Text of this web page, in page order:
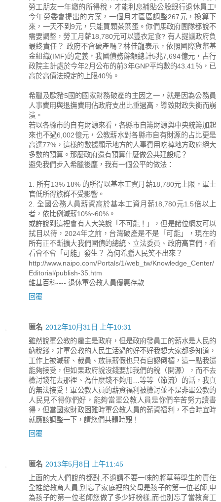
勞工朋友一年繳的所得稅，才能利息補貼公股銀行退休員工!
今年勞委會提出的方案，一個月才區區調整267元，換算下
來，一天不到9元，只能買顆茶葉蛋。你們馬政府團隊都說不
需要調整，勞工月薪18,780元可以豐衣足食? 有人提議政府負
最終責任？ 政府不會破產嗎？林佳龍表示，依照國際貨幣基
金組織(IMF)的定義，我國債務餘額總計5兆7,694億元，占行
政院主計處於今年2月公布的前3年GNP平均數的43.41％，已
高於高債法規定的上限40％。
希臘及歐豬5國的國家財務破產的主因之一，就是因為公務員
人事費用與退撫費用佔政府支出比重過高，導致財政失衡而崩
潰。
若以各縣市的自有財源來看，各縣市自籌財源與中央統籌加起
來也不過6,002億元，公教薪水對各縣市自有財源的占比更是
高達77%，這樣的數據顯示地方的人事費用吃掉地方政府絕大
多數的預算。那麼政府還有預算什麼做公共建設呢？
避免我們步入希臘後塵，我有一個公平的做法：
1. 所有13% 18% 的所得以基本工資月薪18,780元上限，軍士
官低所得族群不受影響。
2. 全國公務人員薪資高於基本工資月薪18,780元1.5倍以上
者，依比例減薪10%~60%。
或許說到這裡會有人大笑說「不可能！」，但是諸位網友可以
拭目以待，2024年之前，台灣破產是不是「可能」，現在的
所有正不斷擴大我們國債的總統、立法委員、政府高官們，看
看會不會「可能」發生？ 為何希臘人民笑不出來？
http://www.naipo.com/Portals/1/web_tw/Knowledge_Center/
Editorial/publish-35.htm
維基百科---- 退休軍公教人員優惠存款
回覆
匿名 2012年10月31日 上午10:31
雖然說軍公教的雇主是政府，但是政府發員工的薪水是人民的
納稅錢，非軍公教的人民生活過的好不好我想大家都多知道，
工作上被減薪、裁員、放無薪假也只有自認倒楣，這一點我還
能夠接受，但如果政府說沒錢要加我們的稅（開源），而不去
檢討錢花去那裡、為什麼錢不夠用…等等（節流）的話，我真
的無法接受！軍公教人員的薪資福利被檢討並不是非軍公教的
人民見不得你們好，能夠當軍公教人員是你們辛苦努力讀書
得，但當國家財政困難時軍公教人員的薪資福利，不合時宜時
就應該調整一下，請您們共體時艱！
回覆
匿名 2013年5月8日 上午11:45
上面的大人們說的都對,不過請不要一味的將草莓學生的責任
全推給教育人員,別忘了家庭裡的父母是孩子的第一位老師,申
為孩子的第一位老師您做了多少好榜樣,而也別忘了當教育工